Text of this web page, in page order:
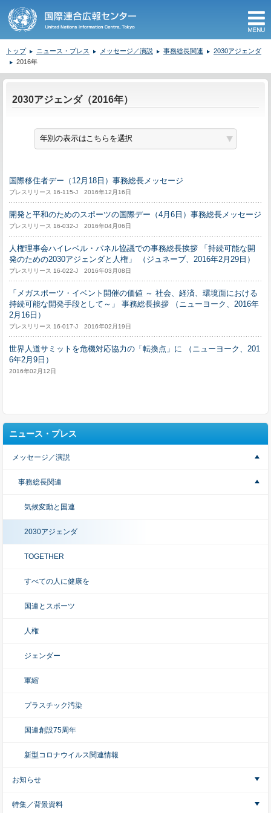
トップ ニュース・プレス メッセージ／演説 事務総長関連
2030アジェンダ
2016年
2030アジェンダ（2016年）
国際移住者デー（12月18日）事務総長メッセージ
プレスリリース 16-115-J 2016年12月16日
開発と平和のためのスポーツの国際デー（4月6日）事務総長メッセージ
プレスリリース 16-032-J 2016年04月06日
人権理事会ハイレベル・パネル協議での事務総長挨拶 「持続可能な開
発のための2030アジェンダと人権」 （ジュネーブ、2016年2月29日）
プレスリリース 16-022-J 2016年03月08日
「メガスポーツ・イベント開催の価値 ～ 社会、経済、環境面における
持続可能な開発手段として～」 事務総長挨拶 （ニューヨーク、2016年
2月16日）
プレスリリース 16-017-J 2016年02月19日
世界人道サミットを危機対応協力の「転換点」に （ニューヨーク、201
6年2月9日）
2016年02月12日
ニュース・プレス
メッセージ／演説
事務総長関連
気候変動と国連
2030アジェンダ
TOGETHER
すべての人に健康を
国連とスポーツ
人権
ジェンダー
軍縮
プラスチック汚染
国連創設75周年
新型コロナウイルス関連情報
お知らせ
特集／背景資料